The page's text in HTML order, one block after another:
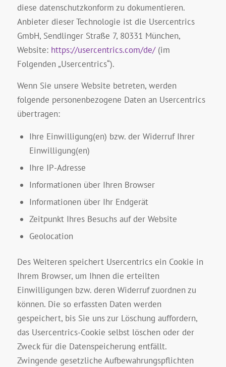
diese datenschutzkonform zu dokumentieren.
Anbieter dieser Technologie ist die Usercentrics
GmbH, Sendlinger Straße 7, 80331 München,
Website: https://usercentrics.com/de/(im
Folgenden „Usercentrics“).
Wenn Sie unsere Website betreten, werden
folgende personenbezogene Daten an Usercentrics
übertragen:
Ihre Einwilligung(en) bzw. der Widerruf Ihrer
Einwilligung(en)
Ihre IP-Adresse
Informationen über Ihren Browser
Informationen über Ihr Endgerät
Zeitpunkt Ihres Besuchs auf der Website
Geolocation
Des Weiteren speichert Usercentrics ein Cookie in
Ihrem Browser, um Ihnen die erteilten
Einwilligungen bzw. deren Widerruf zuordnen zu
können. Die so erfassten Daten werden
gespeichert, bis Sie uns zur Löschung auffordern,
das Usercentrics-Cookie selbst löschen oder der
Zweck für die Datenspeicherung entfällt.
Zwingende gesetzliche Aufbewahrungspflichten